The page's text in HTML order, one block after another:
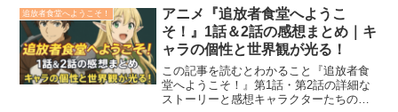
「王都騒乱編」の概要アニメ2期以降への
期待と展開の可能性どの...
追放者食堂へようこそ！
アニメ『追放者食堂へようこ
そ！』1話＆2話の感想まとめ｜キ
ャラの個性と世界観が光る！
この記事を読むとわかること『追放者食
堂へようこそ！』第1話・第2話の詳細な
ストーリーと感想キャラクターたちの個